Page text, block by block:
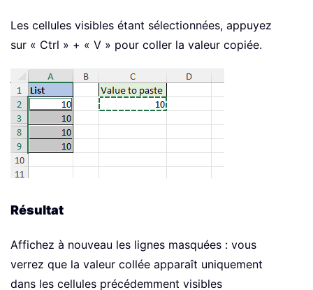
Les cellules visibles étant sélectionnées, appuyez
sur « Ctrl » + « V » pour coller la valeur copiée.
Résultat
Affichez à nouveau les lignes masquées : vous
verrez que la valeur collée apparaît uniquement
dans les cellules précédemment visibles